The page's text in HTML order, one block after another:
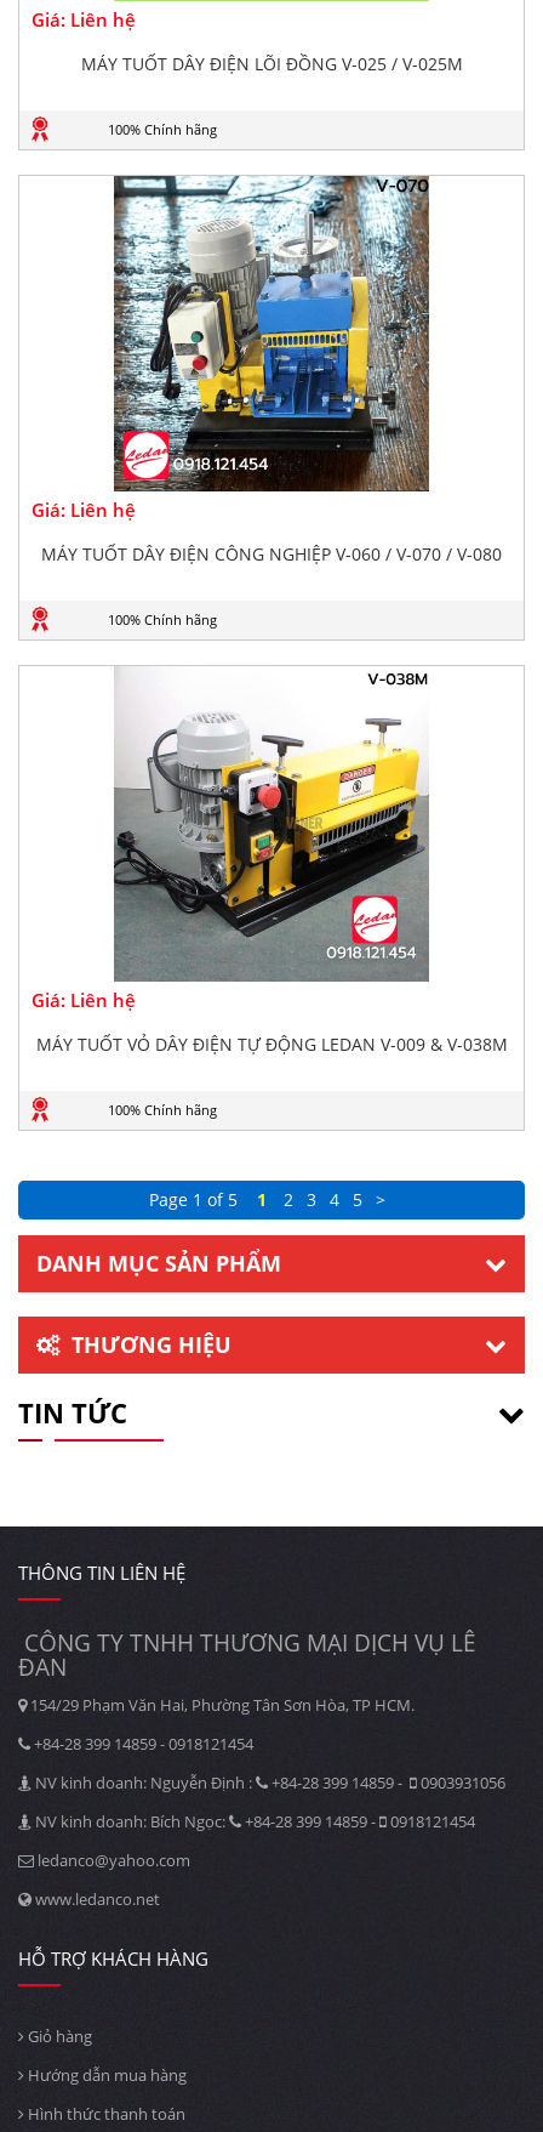
Giá: Liên hệ
MÁY TUỐT DÂY ĐIỆN LÕI ĐỒNG V-025 / V-025M
100% Chính hãng
Giá: Liên hệ
MÁY TUỐT DÂY ĐIỆN CÔNG NGHIỆP V-060 / V-070 / V-080
100% Chính hãng
Giá: Liên hệ
MÁY TUỐT VỎ DÂY ĐIỆN TỰ ĐỘNG LEDAN V-009 & V-038M
100% Chính hãng
Page 1 of 5 1 2 3 4 5 >
DANH MỤC SẢN PHẨM
THƯƠNG HIỆU
TIN TỨC
THÔNG TIN LIÊN HỆ
CÔNG TY TNHH THƯƠNG MẠI DỊCH VỤ LÊ
ĐAN
154/29 Phạm Văn Hai, Phường Tân Sơn Hòa, TP HCM.
+84-28 399 14859 - 0918121454
NV kinh doanh: Nguyễn Định :
+84-28 399 14859 -
0903931056
NV kinh doanh: Bích Ngọc:
+84-28 399 14859 -
0918121454
ledanco@yahoo.com
www.ledanco.net
HỖ TRỢ KHÁCH HÀNG
Giỏ hàng
Hướng dẫn mua hàng
Hình thức thanh toán